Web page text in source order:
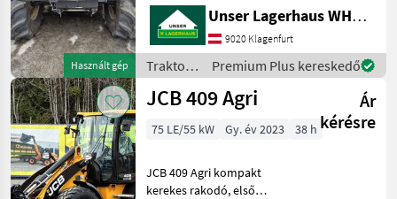
Használt gép
ca. 6500 Betriebsstunden
Informieren Sie sich bitte
vor Fahrt-Antritt
telefonisch, ob die von I
Unser Lagerhaus WHG, Kärnten, Klagenfurt
9020 Klagenfurt
Traktorok
/ JCB
Premium Plus kereskedő
JCB 409 Agri
Ár
kérésre
75 LE/55 kW Gy. év 2023 38 h
JCB 409 Agri kompakt
kerekes rakodó, első